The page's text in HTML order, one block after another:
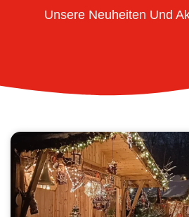
Unsere Neuheiten Und